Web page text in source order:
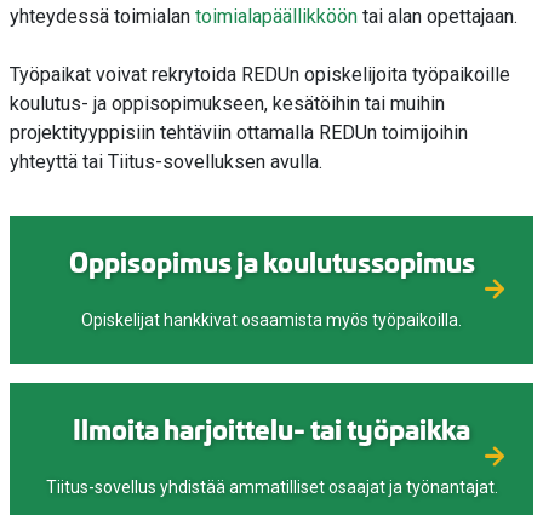
yhteydessä toimialan toimialapäällikköön tai alan opettajaan.
Työpaikat voivat rekrytoida REDUn opiskelijoita työpaikoille
koulutus- ja oppisopimukseen, kesätöihin tai muihin
projektityyppisiin tehtäviin ottamalla REDUn toimijoihin
yhteyttä tai Tiitus-sovelluksen avulla.
Oppisopimus ja koulutussopimus
Opiskelijat hankkivat osaamista myös työpaikoilla.
Ilmoita harjoittelu- tai työpaikka
Tiitus-sovellus yhdistää ammatilliset osaajat ja työnantajat.